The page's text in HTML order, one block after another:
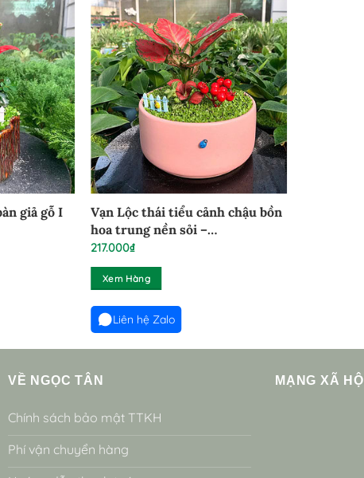
giả gỗ I
Vạn Lộc thái tiểu cảnh chậu bồn
hoa trung nền sỏi –
VLTCBHT100824
217.000₫
Xem Hàng
Liên hệ Zalo
VỀ NGỌC TÂN
Chính sách bảo mật TTKH
Phí vận chuyển hàng
MẠNG XÃ HỘI